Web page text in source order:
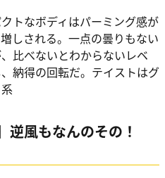
トなボディはパーミング感が
しされる。一点の曇りもない
比べないとわからないレベ
納得の回転だ。テイストはグ
逆風もなんのその！